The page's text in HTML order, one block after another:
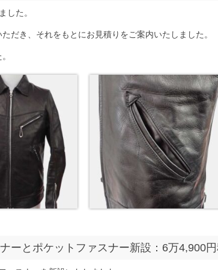
した。
だき、それをもとにお見積りをご案内いたしました。
ーとポケットファスナー新設：6万4,900